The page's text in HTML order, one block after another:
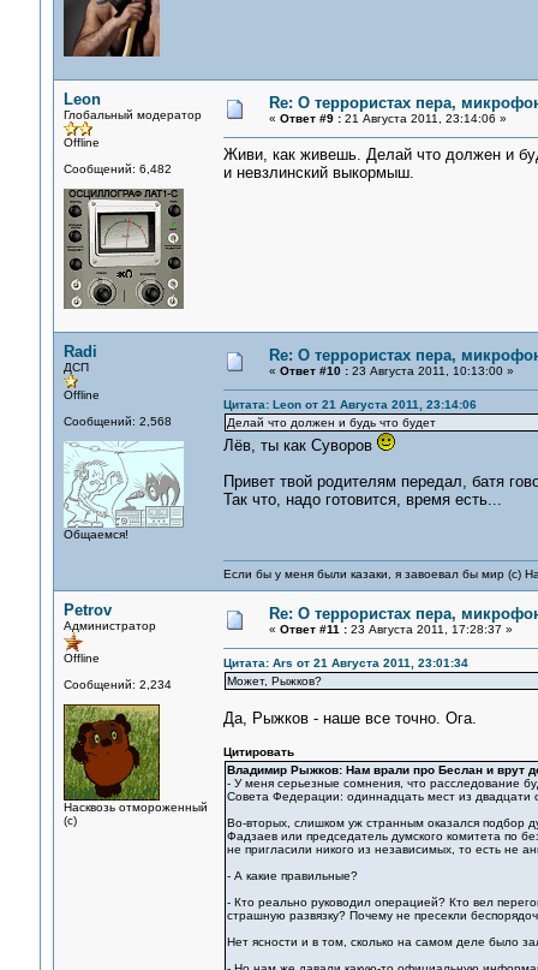
Leon
Глобальный модератор
Offline
Сообщений: 6,482
Re: О террористах пера,
« Ответ #9 :21 Августа 2011, 23:14:06 »
Живи, как живешь. Делай что должен и
и невзлинский выкормыш.
Radi
ДСП
Offline
Сообщений: 2,568
Общаемся!
Re: О террористах пера,
« Ответ #10 :23 Августа 2011, 10:13:00 »
Цитата: Leon от 21 Августа 2011, 23:14:06
Делай что должен и будь что будет
Лёв, ты как Суворов
Привет твой родителям передал, батя
Так что, надо готовится, время есть...
Если бы у меня были казаки, я завоевал бы мир (с)
Petrov
Администратор
Offline
Сообщений: 2,234
Насквозь отмороженный
(с)
Re: О террористах пера,
« Ответ #11 :23 Августа 2011, 17:28:37 »
Цитата: Ars от 21 Августа 2011, 23:01:34
Может, Рыжков?
Да, Рыжков - наше все точно. Ога.
Цитировать
Владимир Рыжков: Нам врали про Беслан и врут
- У меня серьезные сомнения, что расследование
Совета Федерации: одиннадцать мест из
Во-вторых, слишком уж странным оказался подбор
Фадзаев или председатель думского комитета по
не пригласили никого из независимых, то есть не
- А какие правильные?
- Кто реально руководил операцией? Кто вел
страшную развязку? Почему не пресекли
Нет ясности и в том, сколько на самом деле было